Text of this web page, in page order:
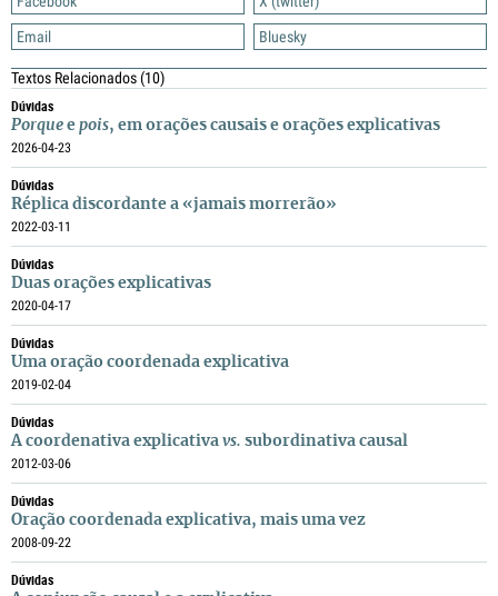
Email
Bluesky
Textos Relacionados(10)
Dúvidas
Porque e pois, em orações causais e orações explicativas
2026-04-23
Dúvidas
Réplica discordante a «jamais morrerão»
2022-03-11
Dúvidas
Duas orações explicativas
2020-04-17
Dúvidas
Uma oração coordenada explicativa
2019-02-04
Dúvidas
A coordenativa explicativa vs. subordinativa causal
2012-03-06
Dúvidas
Oração coordenada explicativa, mais uma vez
2008-09-22
Dúvidas